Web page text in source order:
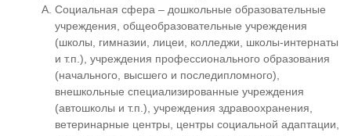
Социальная сфера – дошкольные образовательные
учреждения, общеобразовательные учреждения
(школы, гимназии, лицеи, колледжи, школы-интернаты
и т.п.), учреждения профессионального образования
(начального, высшего и последипломного),
внешкольные специализированные учреждения
(автошколы и т.п.), учреждения здравоохранения,
ветеринарные центры, центры социальной адаптации,